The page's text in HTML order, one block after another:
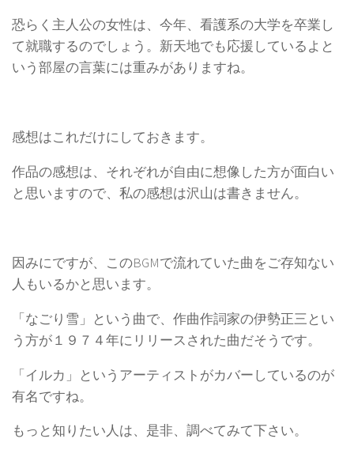
恐らく主人公の女性は、今年、看護系の大学を卒業し
て就職するのでしょう。新天地でも応援しているよと
いう部屋の言葉には重みがありますね。
感想はこれだけにしておきます。
作品の感想は、それぞれが自由に想像した方が面白い
と思いますので、私の感想は沢山は書きません。
因みにですが、このBGMで流れていた曲をご存知ない
人もいるかと思います。
「なごり雪」という曲で、作曲作詞家の伊勢正三とい
う方が１９７４年にリリースされた曲だそうです。
「イルカ」というアーティストがカバーしているのが
有名ですね。
もっと知りたい人は、是非、調べてみて下さい。